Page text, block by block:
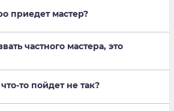
приедет мастер?
частного мастера, это
то пойдет не так?